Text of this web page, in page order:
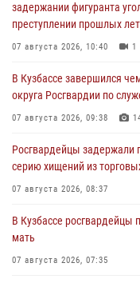
задержании фигуранта
преступлении прошлых
07 августа 2026, 10:40 1
В Кузбассе завершился
округа Росгвардии по
07 августа 2026, 09:38
Росгвардейцы задержали
серию хищений из
07 августа 2026, 08:37
В Кузбассе росгвардейцы
мать
07 августа 2026, 07:35